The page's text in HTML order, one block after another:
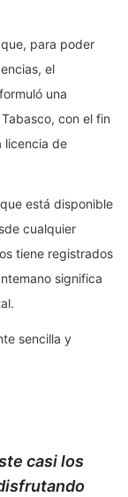
para poder
el
una
con el fin
licencia de
está disponible
cualquier
tiene registrados
significa
sencilla y
casi los